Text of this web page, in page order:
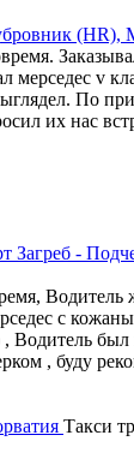
(HR),
мерседес v
По
их нас
Загреб -
Водитель
с
, Водитель
, буду
Такси